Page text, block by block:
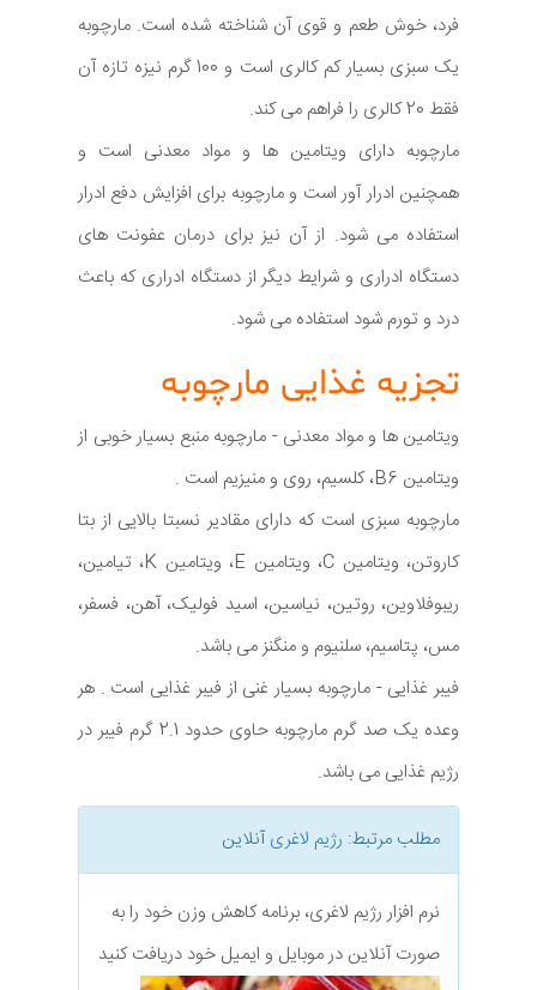
فرد، خوش طعم و قوی آن شناخته شده است. مارچوبه
یک سبزی بسیار کم کالری است و 100 گرم نیزه تازه آن
فقط 20 کالری را فراهم می کند.
مارچوبه دارای ویتامین ها و مواد معدنی است و
همچنین ادرار آور است و مارچوبه برای افزایش دفع ادرار
استفاده می شود. از آن نیز برای درمان عفونت های
دستگاه ادراری و شرایط دیگر از دستگاه ادراری که باعث
درد و تورم شود استفاده می شود.
تجزیه غذایی مارچوبه
ویتامین ها و مواد معدنی - مارچوبه منبع بسیار خوبی از
ویتامین B6، کلسیم، روی و منیزیم است .
مارچوبه سبزی است که دارای مقادیر نسبتا بالایی از بتا
کاروتن، ویتامین C، ویتامین E، ویتامین K، تیامین،
ریبوفلاوین، روتین، نیاسین، اسید فولیک، آهن، فسفر،
مس، پتاسیم، سلنیوم و منگنز می باشد.
فیبر غذایی - مارچوبه بسیار غنی از فیبر غذایی است . هر
وعده یک صد گرم مارچوبه حاوی حدود 2.1 گرم فیبر در
رژیم غذایی می باشد.
مطلب مرتبط: رژیم لاغریآنلاین
نرم افزار رژیم لاغری، برنامه کاهش وزن خود را به
صورت آنلاین در موبایل و ایمیل خود دریافت کنید